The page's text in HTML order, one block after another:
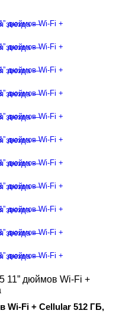
11” дюймов Wi-Fi +
Wi-Fi + Cellular 512 ГБ,